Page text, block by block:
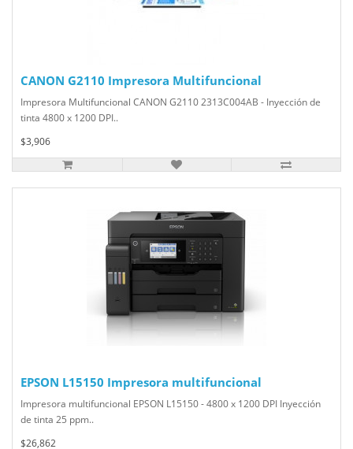
CANON G2110 Impresora Multifuncional
Impresora Multifuncional CANON G2110 2313C004AB - Inyección de
tinta 4800 x 1200 DPI..
$3,906
EPSON L15150 Impresora multifuncional
Impresora multifuncional EPSON L15150 - 4800 x 1200 DPI Inyección
de tinta 25 ppm..
$26,862